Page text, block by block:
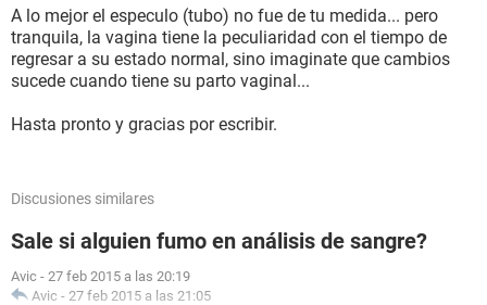
A lo mejor el especulo (tubo) no fue de tu medida... pero
tranquila, la vagina tiene la peculiaridad con el tiempo de
regresar a su estado normal, sino imaginate que cambios
sucede cuando tiene su parto vaginal...
Hasta pronto y gracias por escribir.
Discusiones similares
Sale si alguien fumo en análisis de sangre?
Avic - 27 feb 2015 a las 20:19
Avic - 27 feb 2015 a las 21:05